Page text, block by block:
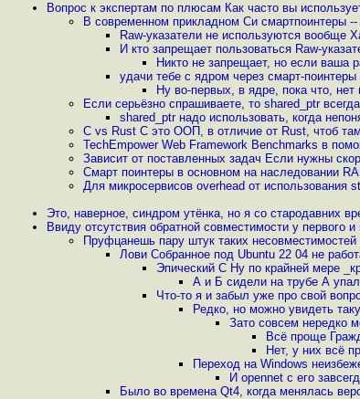
Вопрос к экспертам по плюсам Как часто вы
В современном прикладном Си смартпоинтеры --
Raw-указатели не используются вообще
И кто запрещает пользоваться Raw-
Никто не запрещает, но если ваша
удачи тебе с ядром через смарт-
Ну во-первых, в ядре, пока что,
Если серьёзно спрашиваете, то shared_ptr
shared_ptr надо использовать, когда
С vs Rust С это ООП, в отличие от Rust, чтоб
TechEmpower Web Framework Benchmarks в
Зависит от поставленных задач Если нужны
Смарт поинтеры в основном на наследовании
Для микросервисов overhead от использования
Это, наверное, синдром утёнка, но я со стародавних
Ввиду отсутствия обратной совместимости у первого
Пруфцанешь пару штук таких несовместимостей
Лови Собранное под Ubuntu 22 04 не
Эпический С Ну по крайней мере
А и Б сидели на трубе А
Что-то я и забыл уже про свой
Редко, но можно увидеть
Зато совсем нередко
Всё проще
Нет, у них всё
Переход на Windows
И opennet с его
Было во времена Qt4, когда менялась